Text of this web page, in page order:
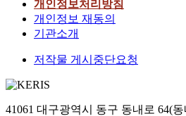
개인정보처리방침
개인정보 재동의
기관소개
저작물 게시중단요청
41061 대구광역시 동구 동내로 64(